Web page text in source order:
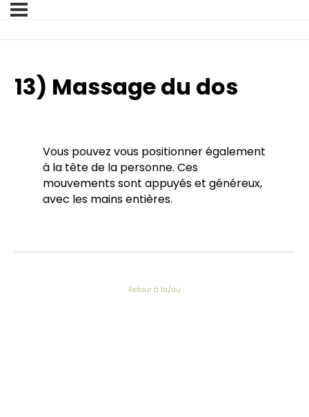
13) Massage du dos
Vous pouvez vous positionner également
à la tête de la personne. Ces
mouvements sont appuyés et généreux,
avec les mains entières.
Retour à la/au